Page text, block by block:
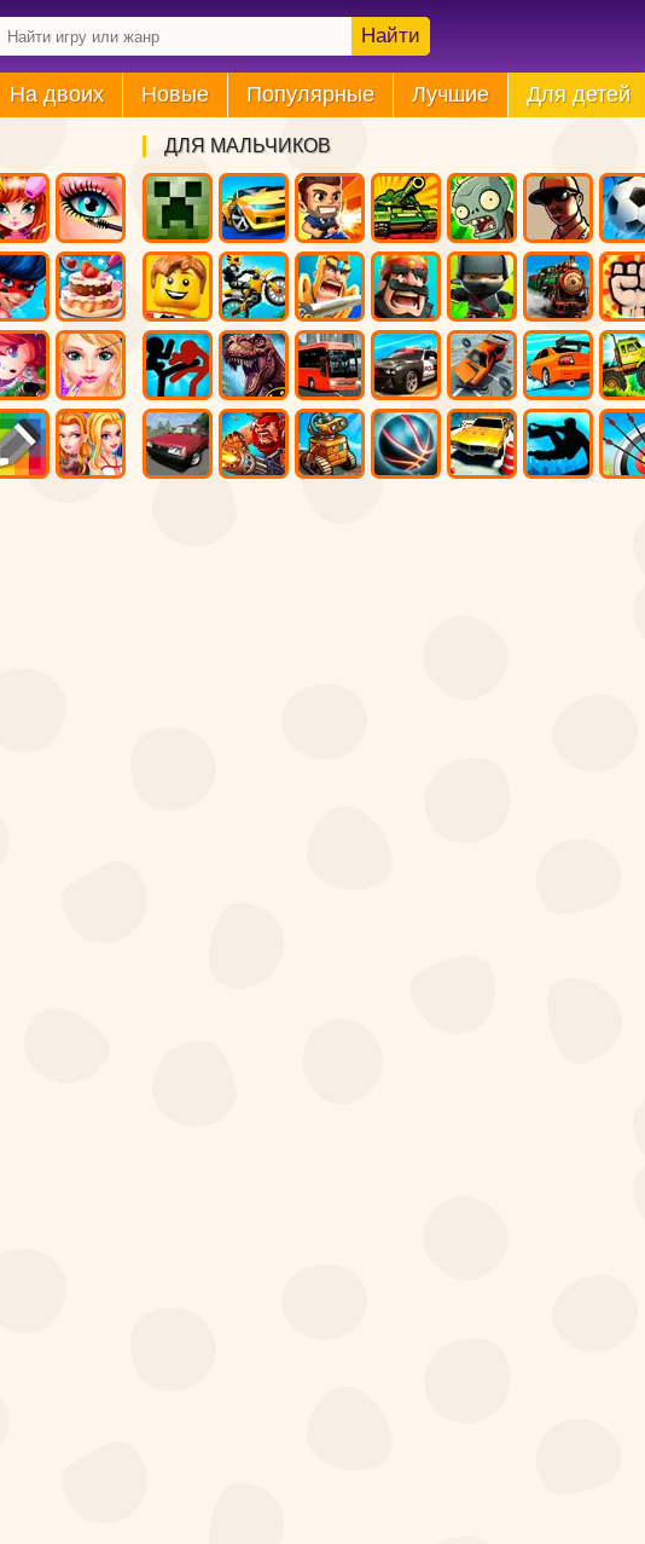
Найти
На двоих Новые Популярные Лучшие Для детей
ДЛЯ МАЛЬЧИКОВ